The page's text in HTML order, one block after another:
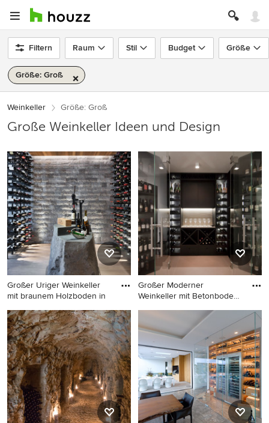
Filtern Raum Stil Budget Größe
Größe: Groß
Weinkeller Größe: Groß
Große Weinkeller Ideen und Design
Großer Uriger Weinkeller
mit braunem Holzboden in
Großer Uriger Weinkeller mit
braunem Holzboden in
Madrid
Großer Moderner
Weinkeller mit Betonboden
Großer Moderner Weinkeller
mit Betonboden in Bologna